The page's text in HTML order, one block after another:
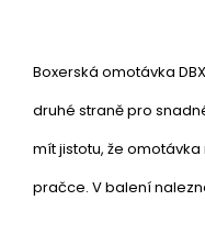
Boxerská omotávka
druhé straně pro
mít jistotu, že
pračce. V balení